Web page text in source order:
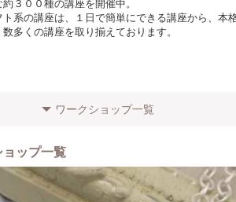
３００種の講座を開催中。
ト系の講座は、１日で簡単にできる講座から、本
多くの講座を取り揃えております。
ら、自分のお気に入りのレッスンを見つけてく
ワークショップ一覧
ョップ一覧